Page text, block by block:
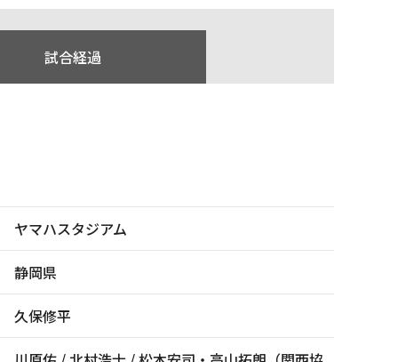
試合経過
ヤマハスタジアム
静岡県
久保修平